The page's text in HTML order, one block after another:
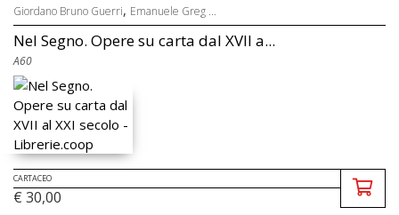
Giordano Bruno Guerri, Emanuele Greg ...
Nel Segno. Opere su carta dal XVII a...
A60
CARTACEO
€ 30,00